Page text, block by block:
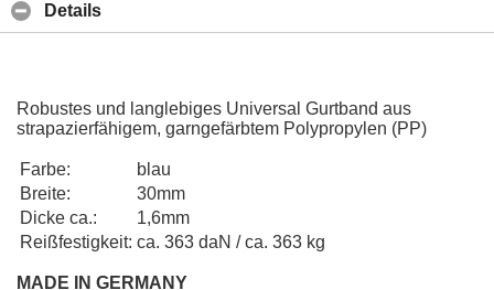
Details
Robustes und langlebiges Universal Gurtband aus
strapazierfähigem, garngefärbtem Polypropylen (PP)
Farbe:
blau
Breite:
30mm
Dicke ca.:
1,6mm
Reißfestigkeit: ca. 363 daN / ca. 363 kg
MADE IN GERMANY